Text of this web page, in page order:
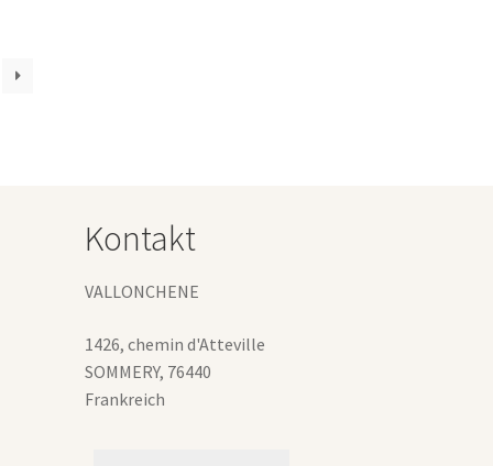
Kontakt
VALLONCHENE
1426, chemin d'Atteville
SOMMERY, 76440
Frankreich